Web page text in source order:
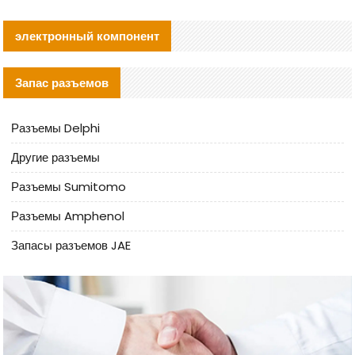
электронный компонент
Запас разъемов
Разъемы Delphi
Другие разъемы
Разъемы Sumitomo
Разъемы Amphenol
Запасы разъемов JAE